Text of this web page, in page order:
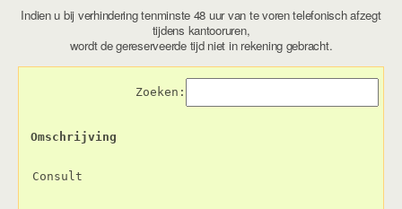
Indien u bij verhindering tenminste 48 uur van te voren telefonisch afzegt
tijdens kantooruren,
wordt de gereserveerde tijd niet in rekening gebracht.
Zoeken:
Omschrijving
Consult